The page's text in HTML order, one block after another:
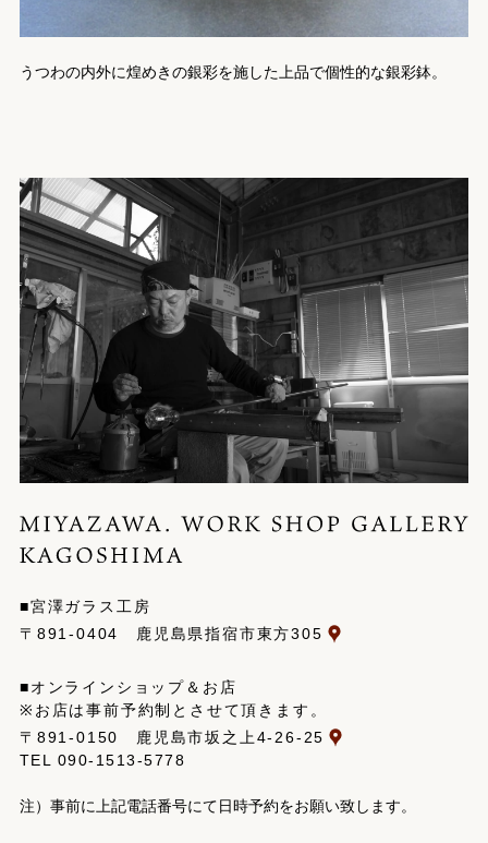
うつわの内外に煌めきの銀彩を施した上品で個性的な銀彩鉢。
■宮澤ガラス工房
〒891-0404 鹿児島県指宿市東方305
■オンラインショップ＆お店
※お店は事前予約制とさせて頂きます。
〒891-0150 鹿児島市坂之上4-26-25
TEL 090-1513-5778
注）事前に上記電話番号にて日時予約をお願い致します。